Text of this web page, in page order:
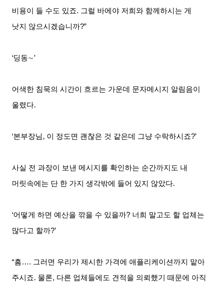
비용이 들 수도 있죠. 그럴 바에야 저희와 함께하시는 게
낫지 않으시겠습니까?”
‘딩동∼’
어색한 침묵의 시간이 흐르는 가운데 문자메시지 알림음이
울렸다.
‘본부장님, 이 정도면 괜찮은 것 같은데 그냥 수락하시죠?’
사실 전 과장이 보낸 메시지를 확인하는 순간까지도 내
머릿속에는 단 한 가지 생각밖에 들어 있지 않았다.
‘어떻게 하면 예산을 깎을 수 있을까? 너희 말고도 할 업체는
많다고 할까?’
“흠…. 그러면 우리가 제시한 가격에 애플리케이션까지 맡아
주시죠. 물론, 다른 업체들에도 견적을 의뢰했기 때문에 아직